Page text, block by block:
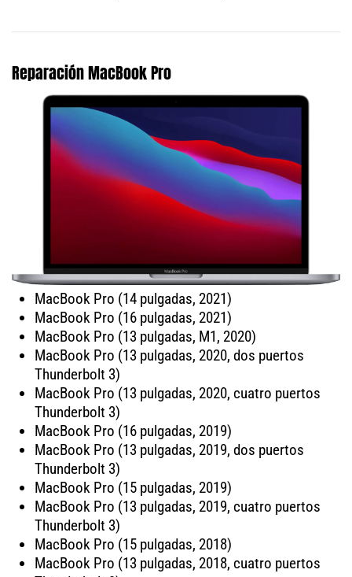
Reparación MacBook Pro
MacBook Pro (14 pulgadas, 2021)
MacBook Pro (16 pulgadas, 2021)
MacBook Pro (13 pulgadas, M1, 2020)
MacBook Pro (13 pulgadas, 2020, dos puertos
Thunderbolt 3)
MacBook Pro (13 pulgadas, 2020, cuatro puertos
Thunderbolt 3)
MacBook Pro (16 pulgadas, 2019)
MacBook Pro (13 pulgadas, 2019, dos puertos
Thunderbolt 3)
MacBook Pro (15 pulgadas, 2019)
MacBook Pro (13 pulgadas, 2019, cuatro puertos
Thunderbolt 3)
MacBook Pro (15 pulgadas, 2018)
MacBook Pro (13 pulgadas, 2018, cuatro puertos